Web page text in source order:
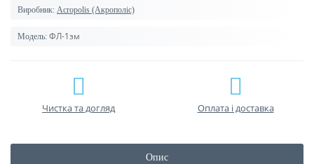
Виробник: Acropolis (Акрополіс)
Модель: ФЛ-1зм
Чистка та догляд Оплата і доставка
Опис